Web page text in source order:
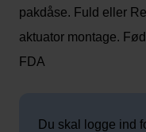
pakdåse. Fuld eller
aktuator montage.
FDA
Du skal logge ind